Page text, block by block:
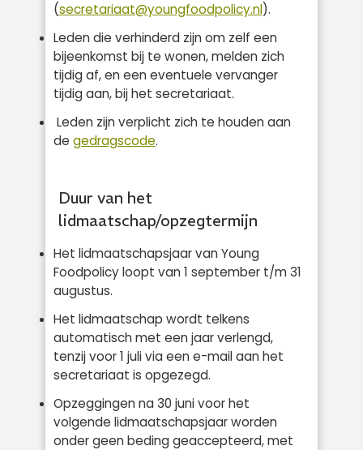
(secretariaat@youngfoodpolicy.nl).
Leden die verhinderd zijn om zelf een
bijeenkomst bij te wonen, melden zich
tijdig af, en een eventuele vervanger
tijdig aan, bij het secretariaat.
Leden zijn verplicht zich te houden aan
de gedragscode.
Duur van het
lidmaatschap/opzegtermijn
Het lidmaatschapsjaar van Young
Foodpolicy loopt van 1 september t/m 31
augustus.
Het lidmaatschap wordt telkens
automatisch met een jaar verlengd,
tenzij voor 1 juli via een e-mail aan het
secretariaat is opgezegd.
Opzeggingen na 30 juni voor het
volgende lidmaatschapsjaar worden
onder geen beding geaccepteerd, met